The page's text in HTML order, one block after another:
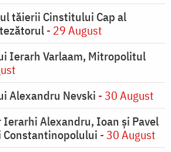
tăierii Cinstitului Cap al
- 29 August
Ierarh Varlaam, Mitropolitul
Alexandru Nevski - 30 August
Alexandru, Ioan şi Pavel
Constantinopolului - 30 August